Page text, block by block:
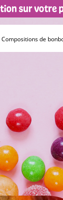
sur votre
Compositions de